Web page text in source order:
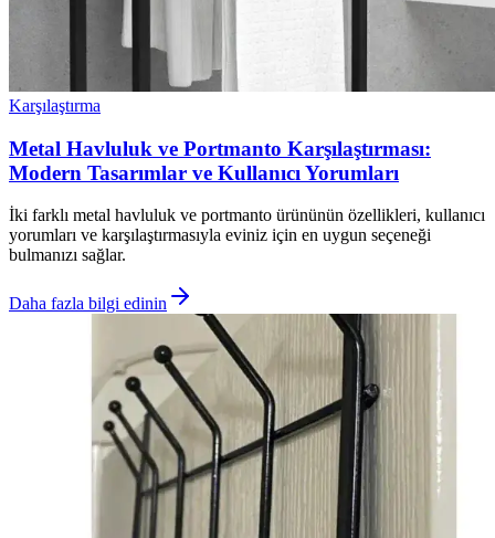
Karşılaştırma
Metal Havluluk ve Portmanto Karşılaştırması:
Modern Tasarımlar ve Kullanıcı Yorumları
İki farklı metal havluluk ve portmanto ürününün özellikleri, kullanıcı
yorumları ve karşılaştırmasıyla eviniz için en uygun seçeneği
bulmanızı sağlar.
Daha fazla bilgi edinin